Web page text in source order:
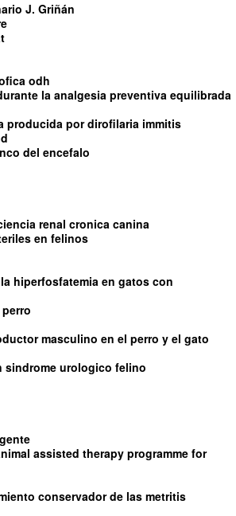
J. Griñán
odh
la analgesia preventiva equilibrada
producida por dirofilaria immitis
del encefalo
renal cronica canina
en felinos
hiperfosfatemia en gatos con
masculino en el perro y el gato
sindrome urologico felino
assisted therapy programme for
conservador de las metritis